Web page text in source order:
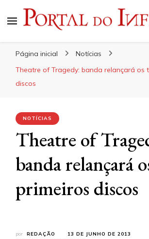
Página inicial
Notícias
Theatre of Tragedy: banda relançará os
discos
NOTÍCIAS
Theatre of
banda relançará
primeiros discos
por REDAÇÃO
13 DE JUNHO DE 2013